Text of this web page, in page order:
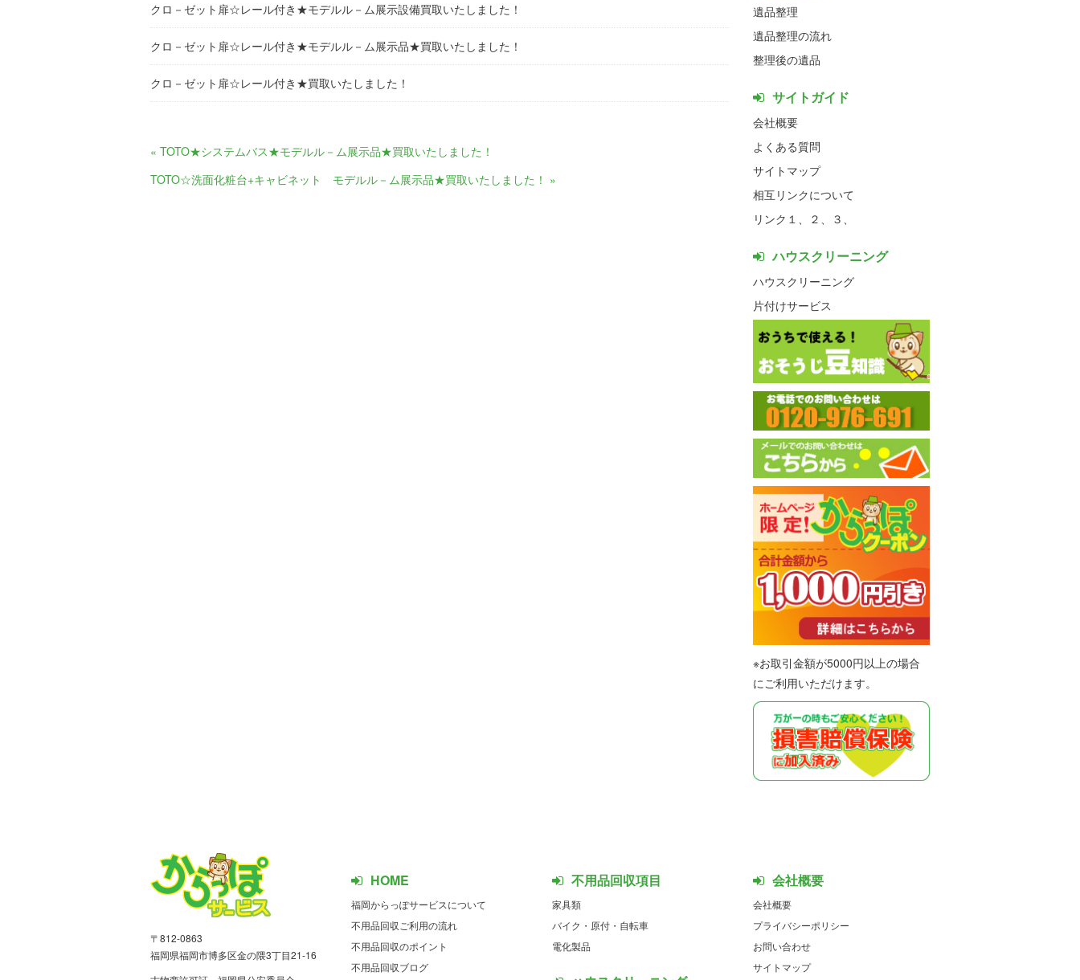
クロ－ゼット扉☆レール付き★モデルル－ム展示設備買取いたしました！
クロ－ゼット扉☆レール付き★モデルル－ム展示品★買取いたしました！
クロ－ゼット扉☆レール付き★買取いたしました！
« TOTO★システムバス★モデルル－ム展示品★買取いたしました！
TOTO☆洗面化粧台+キャビネット モデルル－ム展示品★買取いたしました！ »
遺品整理
遺品整理の流れ
整理後の遺品
サイトガイド
会社概要
よくある質問
サイトマップ
相互リンクについて
リンク１、
２、 ３、
ハウスクリーニング
ハウスクリーニング
片付けサービス
※お取引金額が5000円以上の場合
にご利用いただけます。
〒812-0863
福岡県福岡市博多区金の隈3丁目21-16
HOME
福岡からっぽサービスについて
不用品回収ご利用の流れ
不用品回収のポイント
不用品回収ブログ
不用品回収項目
家具類
バイク・原付・自転車
電化製品
会社概要
会社概要
プライバシーポリシー
お問い合わせ
サイトマップ